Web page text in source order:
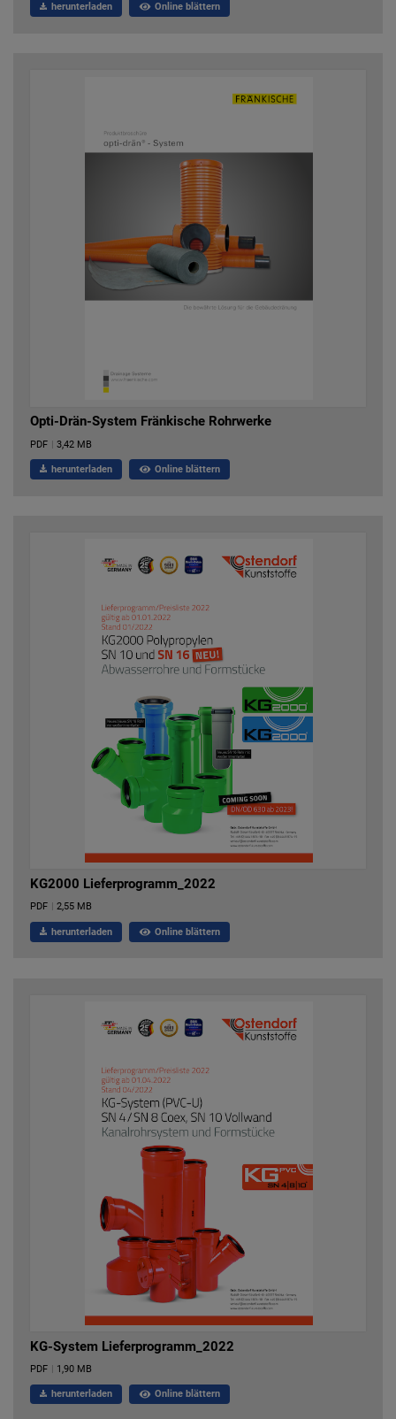
herunterladen Online blättern
Opti-Drän-System Fränkische Rohrwerke
PDF | 3,42 MB
herunterladen Online blättern
KG2000 Lieferprogramm_2022
PDF 2,55 MB
herunterladen Online blättern
KG-System Lieferprogramm_2022
PDF | 1,90 MB
herunterladen Online blättern